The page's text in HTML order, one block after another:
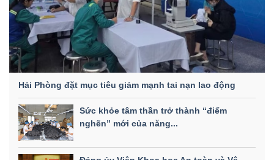
Hải Phòng đặt mục tiêu giảm mạnh tai nạn lao động
Sức khỏe tâm thần trở thành “điểm
nghẽn” mới của năng...